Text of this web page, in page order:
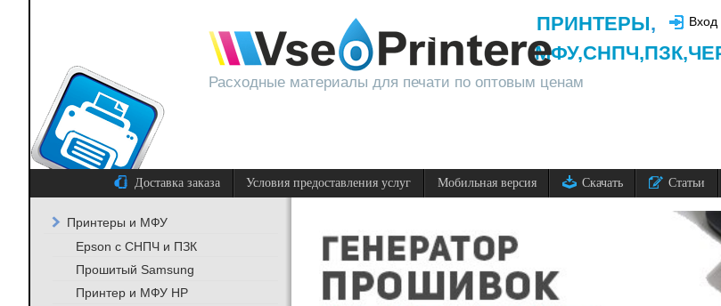
Расходные материалы для печати по оптовым ценам
Вход
ПРИНТЕРЫ,
МФУ,СНПЧ,ПЗК,
Доставка заказа Условия предоставления услуг Мобильная версия Скачать Статьи
Принтеры и МФУ
Epson с СНПЧ и ПЗК
Прошитый Samsung
Принтер и МФУ HP